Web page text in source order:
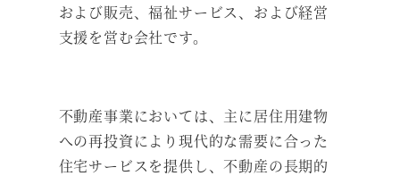
および販売、福祉サービス、および経営
支援を営む会社です。
不動産事業においては、主に居住用建物
への再投資により現代的な需要に合った
住宅サービスを提供し、不動産の長期的